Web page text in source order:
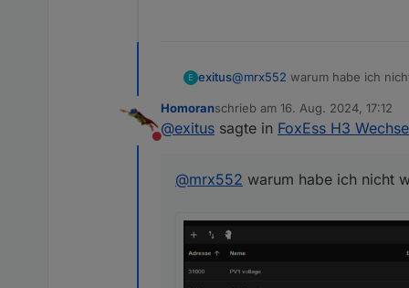
E exitus@mrx552 warum habe ich
Nicht stören
Homoranschrieb am 16. Aug. 2024, 17:12
zuletzt editiert von
@exitus sagte in FoxEss H3
@mrx552 warum habe ich nicht